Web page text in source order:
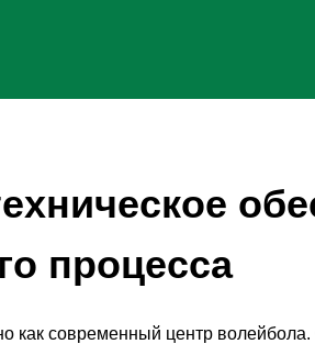
процесса
как современный центр